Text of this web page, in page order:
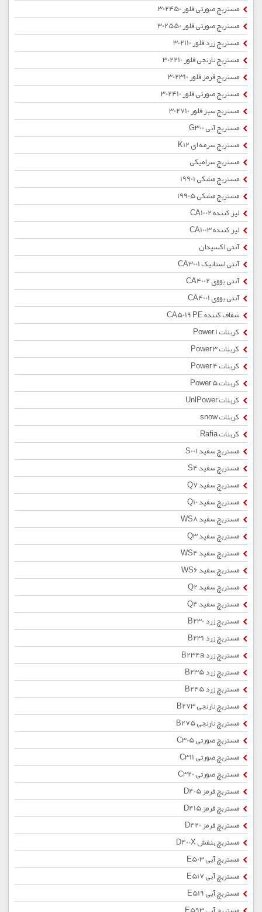
مستربچ صورتی فلور 302450
مستربچ صورتی فلور 302550
مستربچ زرد فلور 302110
مستربچ نارنجی فلور 302210
مستربچ قرمز فلور 302310
مستربچ صورتی فلور 302410
مستربچ سبز فلور 302710
مستربچ آبی G300
مستربچ سرمه ای K12
مستربچ سرامیکی
مستربچ مشکی 19901
مستربچ مشکی 19905
لیز کننده CA1002
لیز کننده CA1003
آنتی اکسیدان
آنتی استاتیک CA3001
آنتی یووی CA4002
آنتی یووی CA4001
شفاف کننده CA5019 PE
کربنات Power 1
کربنات Power 3
کربنات Power 4
کربنات Power 5
کربنات UnlPower
کربنات snow
کربنات Rafia
مستربچ سفید S001
مستربچ سفید S4
مستربچ سفید Q7
مستربچ سفید Q10
مستربچ سفید WS8
مستربچ سفید Q3
مستربچ سفید WS4
مستربچ سفید WS6
مستربچ سفید Q2
مستربچ سفید Q4
مستربچ زرد B230
مستربچ زرد B231
مستربچ زرد B234a
مستربچ زرد B235
مستربچ زرد B245
مستربچ نارنجی B273
مستربچ نارنجی B275
مستربچ صورتی C305
مستربچ صورتی C311
مستربچ صورتی C320
مستربچ قرمز D405
مستربچ قرمز D415
مستربچ قرمز D420
مستربچ بنفش D400X
مستربچ آبی E503
مستربچ آبی E517
مستربچ آبی E519